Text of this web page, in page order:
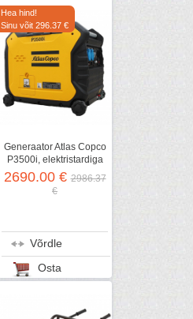
Hea hind!
Sinu võit 296.37 €
Generaator Atlas Copco
P3500i, elektristardiga
2690.00 €2986.37
€
Võrdle
Osta